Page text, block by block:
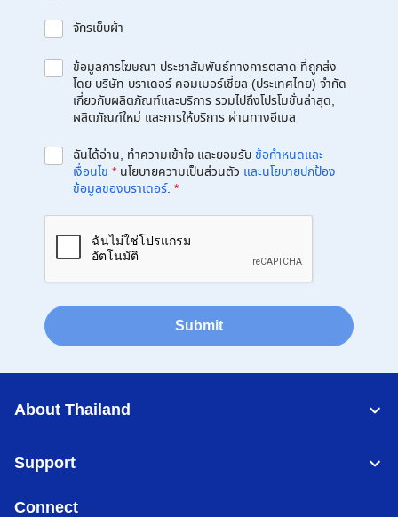
จักรเย็บผ้า
ข้อมูลการโฆษณา ประชาสัมพันธ์ทางการตลาด ที่ถูกส่ง
โดย บริษัท บราเดอร์ คอมเมอร์เชี่ยล (ประเทศไทย) จำกัด
เกี่ยวกับผลิตภัณฑ์และบริการ รวมไปถึงโปรโมชั่นล่าสุด,
ผลิตภัณฑ์ใหม่ และการให้บริการ ผ่านทางอีเมล
ฉันได้อ่าน, ทำความเข้าใจ และยอมรับข้อกำหนดและ
เงื่อนไข * นโยบายความเป็นส่วนตัว และนโยบายปกป้อง
ข้อมูลของบราเดอร์. *
Submit
About Thailand
Support
Connect